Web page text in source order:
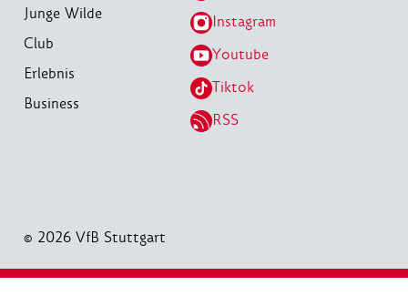
Junge Wilde
Club
Erlebnis
Business
Instagram
Youtube
Tiktok
RSS
© 2026 VfB Stuttgart